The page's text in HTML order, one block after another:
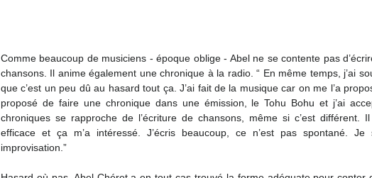
Comme beaucoup de musiciens - époque oblige - Abel ne se contente pas
chansons. Il anime également une chronique à la radio. “ En même temps, j’ai
que c’est un peu dû au hasard tout ça. J’ai fait de la musique car on me l’a
proposé de faire une chronique dans une émission, le Tohu Bohu et j’ai
chroniques se rapproche de l’écriture de chansons, même si c’est différent.
efficace et ça m’a intéressé. J’écris beaucoup, ce n’est pas spontané. Je
improvisation.”